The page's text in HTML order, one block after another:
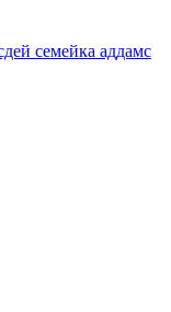
семейка аддамс